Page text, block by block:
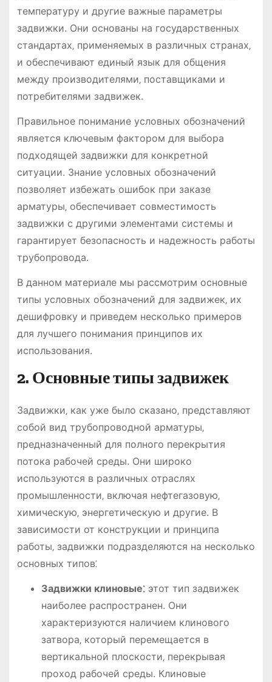
температуру и другие важные параметры
задвижки. Они основаны на государственных
стандартах‚ применяемых в различных странах‚
и обеспечивают единый язык для общения
между производителями‚ поставщиками и
потребителями задвижек.
Правильное понимание условных обозначений
является ключевым фактором для выбора
подходящей задвижки для конкретной
ситуации. Знание условных обозначений
позволяет избежать ошибок при заказе
арматуры‚ обеспечивает совместимость
задвижки с другими элементами системы и
гарантирует безопасность и надежность работы
трубопровода.
В данном материале мы рассмотрим основные
типы условных обозначений для задвижек‚ их
дешифровку и приведем несколько примеров
для лучшего понимания принципов их
использования.
2. Основные типы задвижек
Задвижки‚ как уже было сказано‚ представляют
собой вид трубопроводной арматуры‚
предназначенный для полного перекрытия
потока рабочей среды. Они широко
используются в различных отраслях
промышленности‚ включая нефтегазовую‚
химическую‚ энергетическую и другие. В
зависимости от конструкции и принципа
работы‚ задвижки подразделяются на несколько
основных типов⁚
Задвижки клиновые⁚этот тип задвижек
наиболее распространен. Они
характеризуются наличием клинового
затвора‚ который перемещается в
вертикальной плоскости‚ перекрывая
проход рабочей среды. Клиновые